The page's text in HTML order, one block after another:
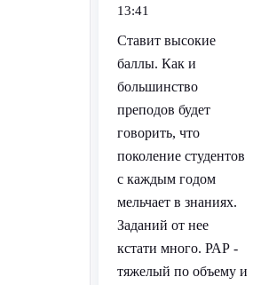
13:41
Ставит высокие
баллы. Как и
большинство
преподов будет
говорить, что
поколение студентов
с каждым годом
мельчает в знаниях.
Заданий от нее
кстати много. РАР -
тяжелый по объему и